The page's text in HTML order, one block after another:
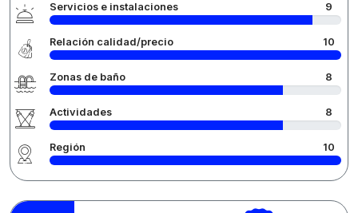
Servicios e instalaciones 9
Relación calidad/precio 10
Zonas de baño 8
Actividades 8
Región 10